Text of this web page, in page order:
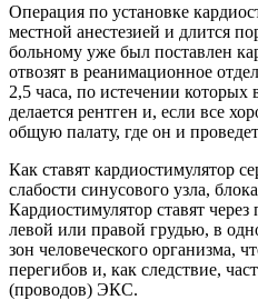
Операция по установке
местной анестезией и длится
больному уже был поставлен
отвозят в реанимационное
2,5 часа, по истечении которых
делается рентген и, если все
общую палату, где он и
Как ставят кардиостимулятор
слабости синусового узла,
Кардиостимулятор ставят
левой или правой грудью, в
зон человеческого организма,
перегибов и, как следствие,
(проводов) ЭКС.